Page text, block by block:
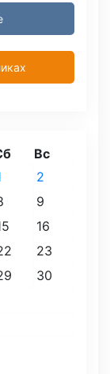
Вс
2
9
16
23
30